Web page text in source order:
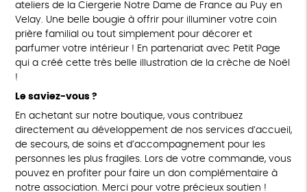
ateliers de la Ciergerie Notre Dame de France au Puy en
Velay. Une belle bougie à offrir pour illuminer votre coin
prière familial ou tout simplement pour décorer et
parfumer votre intérieur ! En partenariat avec Petit Page
qui a créé cette très belle illustration de la crèche de Noël
!
Le saviez-vous ?
En achetant sur notre boutique, vous contribuez
directement au développement de nos services d’accueil,
de secours, de soins et d’accompagnement pour les
personnes les plus fragiles. Lors de votre commande, vous
pouvez en profiter pour faire un don complémentaire à
notre association. Merci pour votre précieux soutien !